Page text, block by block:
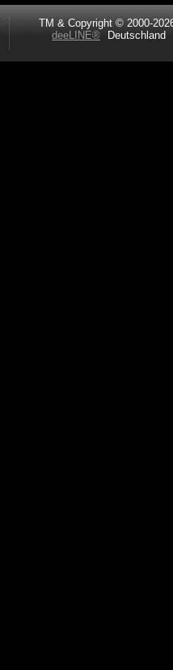
TM & Copyright © 2000-
deeLINE®
Deutschland